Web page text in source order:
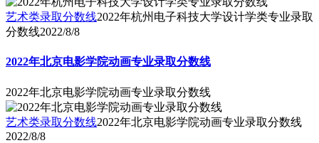
艺术类录取分数线2022年杭州电子科技大学设计学类专业录取
分数线2022/8/8
2022年北京电影学院动画专业录取分数线
2022年北京电影学院动画专业录取分数线
艺术类录取分数线2022年北京电影学院动画专业录取分数线
2022/8/8